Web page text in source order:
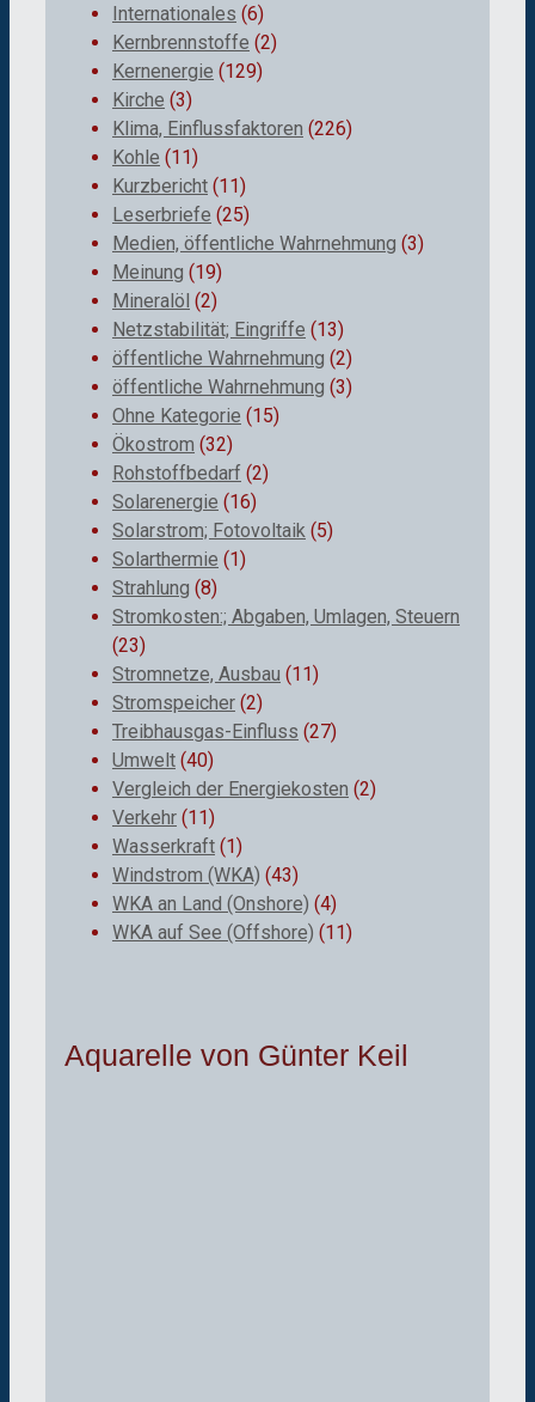
Internationales (6)
Kernbrennstoffe (2)
Kernenergie (129)
Kirche (3)
Klima, Einflussfaktoren (226)
Kohle (11)
Kurzbericht (11)
Leserbriefe (25)
Medien, öffentliche Wahrnehmung (3)
Meinung (19)
Mineralöl (2)
Netzstabilität; Eingriffe (13)
öffentliche Wahrnehmung (2)
öffentliche Wahrnehmung (3)
Ohne Kategorie (15)
Ökostrom (32)
Rohstoffbedarf (2)
Solarenergie (16)
Solarstrom; Fotovoltaik (5)
Solarthermie (1)
Strahlung (8)
Stromkosten:; Abgaben, Umlagen, Steuern
(23)
Stromnetze, Ausbau (11)
Stromspeicher (2)
Treibhausgas-Einfluss (27)
Umwelt (40)
Vergleich der Energiekosten (2)
Verkehr (11)
Wasserkraft (1)
Windstrom (WKA) (43)
WKA an Land (Onshore) (4)
WKA auf See (Offshore) (11)
Aquarelle von Günter Keil